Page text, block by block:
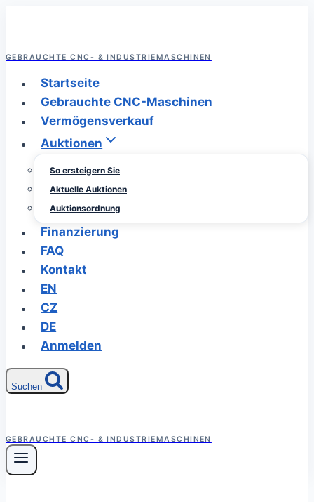
springen
GEBRAUCHTE CNC- & INDUSTRIEMASCHINEN
Startseite
Gebrauchte CNC-Maschinen
Vermögensverkauf
Auktionen
So ersteigern Sie
Aktuelle Auktionen
Auktionsordnung
Finanzierung
FAQ
Kontakt
EN
CZ
DE
Anmelden
Suchen
GEBRAUCHTE CNC- & INDUSTRIEMASCHINEN